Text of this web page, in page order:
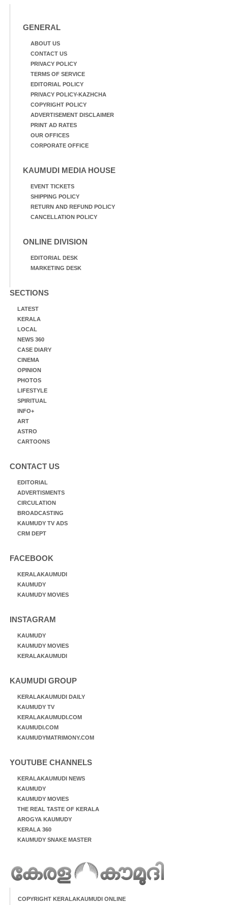
GENERAL
ABOUT US
CONTACT US
PRIVACY POLICY
TERMS OF SERVICE
EDITORIAL POLICY
PRIVACY POLICY-KAZHCHA
COPYRIGHT POLICY
ADVERTISEMENT DISCLAIMER
PRINT AD RATES
OUR OFFICES
CORPORATE OFFICE
KAUMUDI MEDIA HOUSE
EVENT TICKETS
SHIPPING POLICY
RETURN AND REFUND POLICY
CANCELLATION POLICY
ONLINE DIVISION
EDITORIAL DESK
MARKETING DESK
SECTIONS
LATEST
KERALA
LOCAL
NEWS 360
CASE DIARY
CINEMA
OPINION
PHOTOS
LIFESTYLE
SPIRITUAL
INFO+
ART
ASTRO
CARTOONS
CONTACT US
EDITORIAL
ADVERTISMENTS
CIRCULATION
BROADCASTING
KAUMUDY TV ADS
CRM DEPT
FACEBOOK
KERALAKAUMUDI
KAUMUDY
KAUMUDY MOVIES
INSTAGRAM
KAUMUDY
KAUMUDY MOVIES
KERALAKAUMUDI
KAUMUDI GROUP
KERALAKAUMUDI DAILY
KAUMUDY TV
KERALAKAUMUDI.COM
KAUMUDI.COM
KAUMUDYMATRIMONY.COM
YOUTUBE CHANNELS
KERALAKAUMUDI NEWS
KAUMUDY
KAUMUDY MOVIES
THE REAL TASTE OF KERALA
AROGYA KAUMUDY
KERALA 360
KAUMUDY SNAKE MASTER
COPYRIGHT KERALAKAUMUDI ONLINE